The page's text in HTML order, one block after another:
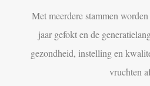
Met meerdere stammen
jaar gefokt en de
gezondheid, instelling en
vruchten